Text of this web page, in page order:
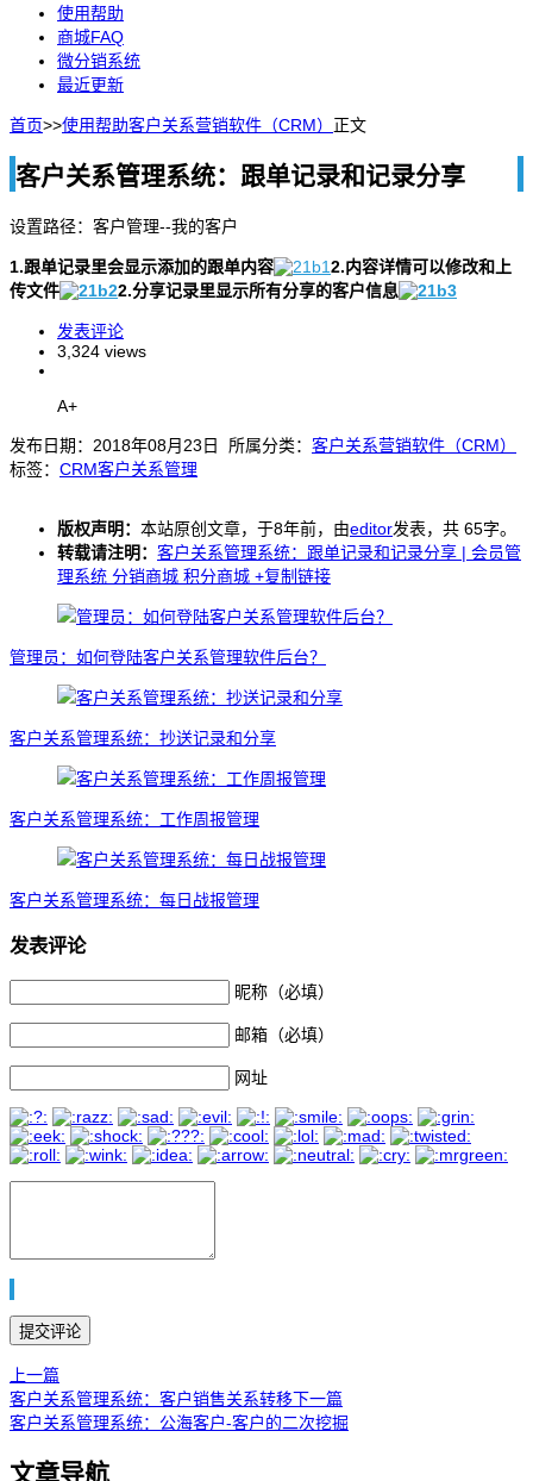
使用帮助
商城FAQ
微分销系统
最近更新
首页>>使用帮助客户关系营销软件（CRM） 正文
客户关系管理系统：跟单记录和记录分享
设置路径：客户管理--我的客户
1.跟单记录里会显示添加的跟单内容
2.内容详情可以修改和上
传文件
2.分享记录里显示所有分享的客户信息
发表评论
3,324 views
A+
发布日期：2018年08月23日 所属分类： 客户关系营销软件（CRM）
标签： CRM客户关系管理
版权声明： 本站原创文章，于8年前，由editor发表，共 65字。
转载请注明： 客户关系管理系统：跟单记录和记录分享 | 会员管
理系统 分销商城 积分商城 +复制链接
管理员：如何登陆客户关系管理软件后台？
客户关系管理系统：抄送记录和分享
客户关系管理系统：工作周报管理
客户关系管理系统：每日战报管理
发表评论
昵称（必填）
邮箱（必填）
网址
上一篇
客户关系管理系统：客户销售关系转移下一篇
客户关系管理系统：公海客户-客户的二次挖掘
文章导航